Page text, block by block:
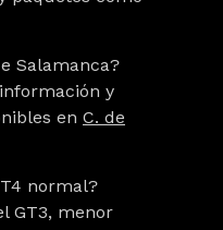
Salamanca?
y
en C. de
normal?
GT3, menor